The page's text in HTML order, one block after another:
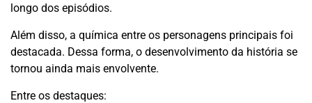
longo dos episódios.
Além disso, a química entre os personagens principais foi
destacada. Dessa forma, o desenvolvimento da história se
tornou ainda mais envolvente.
Entre os destaques: